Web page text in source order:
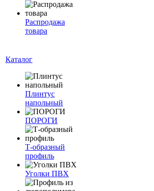
Распродажа
товара
Каталог
Плинтус
напольный
ПОРОГИ
Т-образный
профиль
Уголки ПВХ